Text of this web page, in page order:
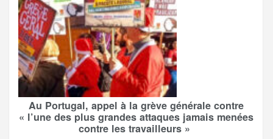
Au Portugal, appel à la grève générale contre
« l’une des plus grandes attaques jamais menées
contre les travailleurs »